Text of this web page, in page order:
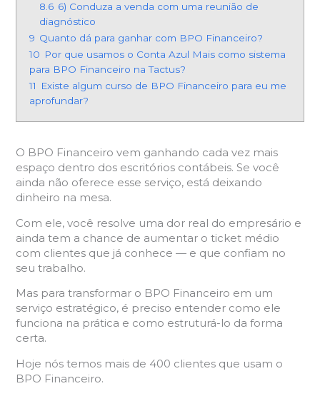
8.6 6) Conduza a venda com uma reunião de
diagnóstico
9 Quanto dá para ganhar com BPO Financeiro?
10 Por que usamos o Conta Azul Mais como sistema
para BPO Financeiro na Tactus?
11
Existe algum curso de BPO Financeiro para eu me
aprofundar?
O BPO Financeiro vem ganhando cada vez mais
espaço dentro dos escritórios contábeis. Se você
ainda não oferece esse serviço, está deixando
dinheiro na mesa.
Com ele, você resolve uma dor real do empresário e
ainda tem a chance de aumentar o ticket médio
com clientes que já conhece — e que confiam no
seu trabalho.
Mas para transformar o BPO Financeiro em um
serviço estratégico, é preciso entender como ele
funciona na prática e como estruturá-lo da forma
certa.
Hoje nós temos mais de 400 clientes que usam o
BPO Financeiro.